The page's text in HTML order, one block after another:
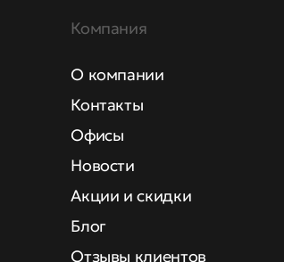
Компания
О компании
Контакты
Офисы
Новости
Акции и скидки
Блог
Отзывы клиентов